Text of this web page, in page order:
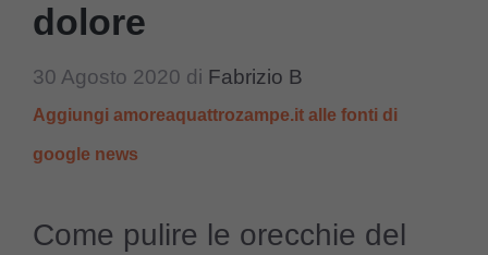
dolore
30 Agosto 2020 di Fabrizio B
Aggiungi amoreaquattrozampe.it alle fonti di
google news
Come pulire le orecchie del